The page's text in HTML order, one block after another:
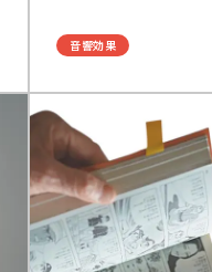
音響効果